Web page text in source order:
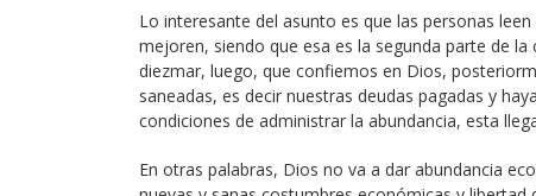
Lo interesante del asunto es que las personas
mejoren, siendo que esa es la segunda parte de
diezmar, luego, que confiemos en Dios,
saneadas, es decir nuestras deudas pagadas y
condiciones de administrar la abundancia, esta
En otras palabras, Dios no va a dar abundancia